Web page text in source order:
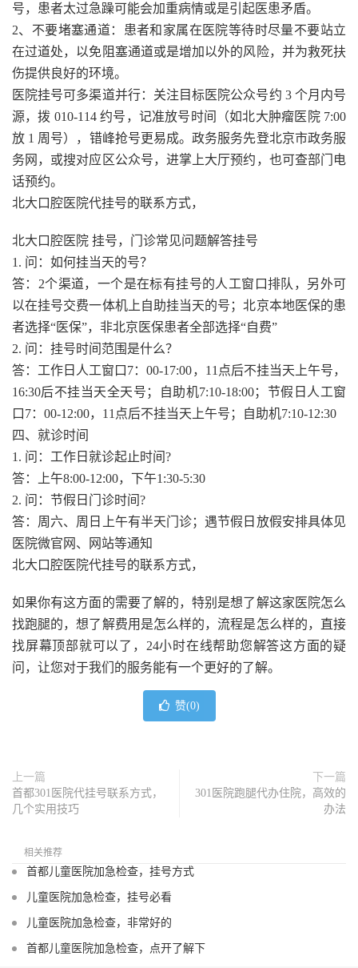
号，患者太过急躁可能会加重病情或是引起医患矛盾。
2、不要堵塞通道：患者和家属在医院等待时尽量不要站立
在过道处，以免阻塞通道或是增加以外的风险，并为救死扶
伤提供良好的环境。
医院挂号可多渠道并行：关注目标医院公众号约 3 个月内号
源，拨 010-114 约号，记准放号时间（如北大肿瘤医院 7:00
放 1 周号），错峰抢号更易成。政务服务先登北京市政务服
务网，或搜对应区公众号，进掌上大厅预约，也可查部门电
话预约。
北大口腔医院代挂号的联系方式，
北大口腔医院 挂号，门诊常见问题解答挂号
1. 问：如何挂当天的号？
答：2个渠道，一个是在标有挂号的人工窗口排队，另外可
以在挂号交费一体机上自助挂当天的号；北京本地医保的患
者选择“医保”，非北京医保患者全部选择“自费”
2. 问：挂号时间范围是什么？
答：工作日人工窗口7：00-17:00，11点后不挂当天上午号，
16:30后不挂当天全天号；自助机7:10-18:00；节假日人工窗
口7：00-12:00，11点后不挂当天上午号；自助机7:10-12:30
四、就诊时间
1. 问：工作日就诊起止时间?
答：上午8:00-12:00，下午1:30-5:30
2. 问：节假日门诊时间?
答：周六、周日上午有半天门诊；遇节假日放假安排具体见
医院微官网、网站等通知
北大口腔医院代挂号的联系方式，
如果你有这方面的需要了解的，特别是想了解这家医院怎么
找跑腿的，想了解费用是怎么样的，流程是怎么样的，直接
找屏幕顶部就可以了，24小时在线帮助您解答这方面的疑
问，让您对于我们的服务能有一个更好的了解。
赞(0)
上一篇
首都301医院代挂号联系方式，
几个实用技巧
下一篇
301医院跑腿代办住院，高效的
办法
相关推荐
首都儿童医院加急检查，挂号方式
儿童医院加急检查，挂号必看
儿童医院加急检查，非常好的
首都儿童医院加急检查，点开了解下